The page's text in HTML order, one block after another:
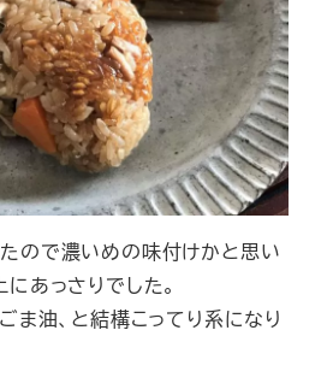
ので濃いめの味付けかと思い
あっさりでした。
ま油、と結構こってり系になり